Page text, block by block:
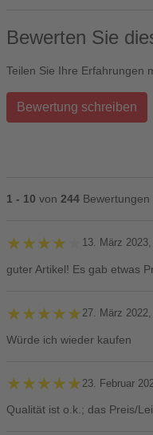
Bewerten Sie
Teilen Sie Ihre Erfahrungen
Bewertung schreiben
1 - 10 von 244 Bewertungen
★★★★★
★★★★★ 13. März
guter Artikel! Es gab etwas
★★★★★
★★★★★ 27. März
Würde ich wieder kaufen
★★★★★
★★★★★ 23. Februar
Qualität ist o.k.; das Preis/